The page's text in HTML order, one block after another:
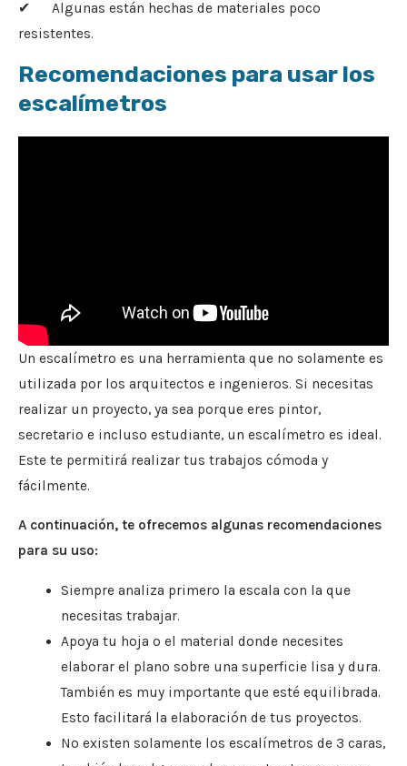
✔ Algunas están hechas de materiales poco
resistentes.
Recomendaciones para usar los
escalímetros
Un escalímetro es una herramienta que no solamente es
utilizada por los arquitectos e ingenieros. Si necesitas
realizar un proyecto, ya sea porque eres pintor,
secretario e incluso estudiante, un escalímetro es ideal.
Este te permitirá realizar tus trabajos cómoda y
fácilmente.
A continuación, te ofrecemos algunas recomendaciones
para su uso:
Siempre analiza primero la escala con la que
necesitas trabajar.
Apoya tu hoja o el material donde necesites
elaborar el plano sobre una superficie lisa y dura.
También es muy importante que esté equilibrada.
Esto facilitará la elaboración de tus proyectos.
No existen solamente los escalímetros de 3 caras,